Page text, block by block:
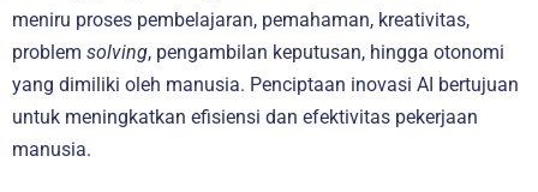
meniru proses pembelajaran, pemahaman, kreativitas,
problem solving, pengambilan keputusan, hingga otonomi
yang dimiliki oleh manusia. Penciptaan inovasi AI bertujuan
untuk meningkatkan efisiensi dan efektivitas pekerjaan
manusia.